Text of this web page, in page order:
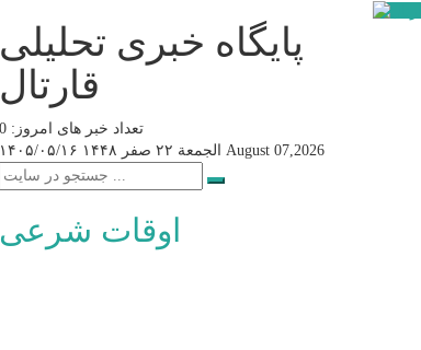
پایگاه خبری تحلیلی
قارتال
تعداد خبر های امروز: 0
۱۴۰۵/۰۵/۱۶
الجمعة ۲۲ صفر ۱۴۴۸ August 07,2026
اوقات شرعی